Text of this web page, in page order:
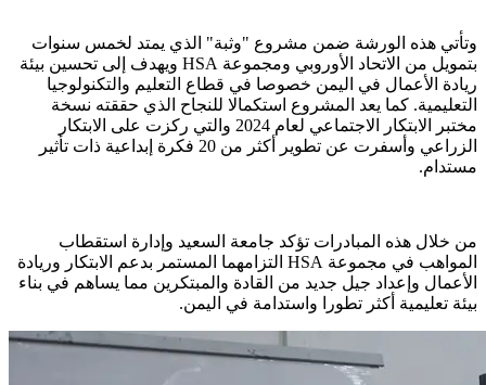
وتأتي هذه الورشة ضمن مشروع "وثبة" الذي يمتد لخمس سنوات
بتمويل من الاتحاد الأوروبي ومجموعة HSA ويهدف إلى تحسين بيئة
ريادة الأعمال في اليمن خصوصا في قطاع التعليم والتكنولوجيا
التعليمية. كما يعد المشروع استكمالا للنجاح الذي حققته نسخة
مختبر الابتكار الاجتماعي لعام 2024 والتي ركزت على الابتكار
الزراعي وأسفرت عن تطوير أكثر من 20 فكرة إبداعية ذات تأثير
مستدام.
من خلال هذه المبادرات تؤكد جامعة السعيد وإدارة استقطاب
المواهب في مجموعة HSA التزامهما المستمر بدعم الابتكار وريادة
الأعمال وإعداد جيل جديد من القادة والمبتكرين مما يساهم في بناء
بيئة تعليمية أكثر تطورا واستدامة في اليمن.